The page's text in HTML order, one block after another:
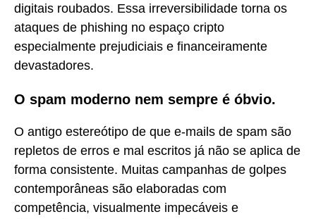
digitais roubados. Essa irreversibilidade torna os
ataques de phishing no espaço cripto
especialmente prejudiciais e financeiramente
devastadores.
O spam moderno nem sempre é óbvio.
O antigo estereótipo de que e-mails de spam são
repletos de erros e mal escritos já não se aplica de
forma consistente. Muitas campanhas de golpes
contemporâneas são elaboradas com
competência, visualmente impecáveis e